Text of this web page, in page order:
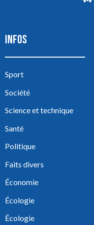
INFOS
Sport
Société
Science et technique
Santé
Politique
Faits divers
Économie
Écologie
Écologie